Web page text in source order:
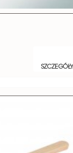
SZCZEGÓŁY